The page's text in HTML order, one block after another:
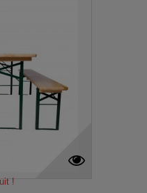
!